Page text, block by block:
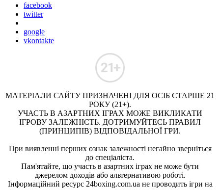
facebook
twitter
google
vkontakte
МАТЕРІАЛИ САЙТУ ПРИЗНАЧЕНІ ДЛЯ ОСІБ СТАРШЕ 21
РОКУ (21+).
УЧАСТЬ В АЗАРТНИХ ІГРАХ МОЖЕ ВИКЛИКАТИ
ІГРОВУ ЗАЛЕЖНІСТЬ. ДОТРИМУЙТЕСЬ ПРАВИЛ
(ПРИНЦИПІВ) ВІДПОВІДАЛЬНОЇ ГРИ.
При виявленні перших ознак залежності негайно зверніться
до спеціаліста.
Пам'ятайте, що участь в азартних іграх не може бути
джерелом доходів або альтернативою роботі.
Інформаційний ресурс 24boxing.com.ua не проводить ігри на